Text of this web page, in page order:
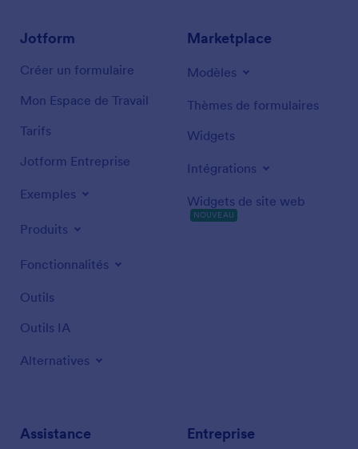
Jotform
Créer un formulaire
Mon Espace de Travail
Tarifs
Jotform Entreprise
Exemples
Produits
Fonctionnalités
Outils
Outils IA
Alternatives
Marketplace
Modèles
Thèmes de formulaires
Widgets
Intégrations
Widgets de site web
NOUVEAU
Assistance Entreprise